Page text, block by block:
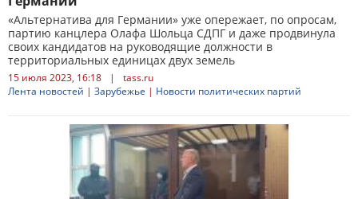
«Альтернатива для Германии» уже опережает, по опросам,
партию канцлера Олафа Шольца СДПГ и даже продвинула
своих кандидатов на руководящие должности в
территориальных единицах двух земель
15 июля 2023, 16:18 |
tass.ru
Лента новостей | Зарубежье | Новости политических партий